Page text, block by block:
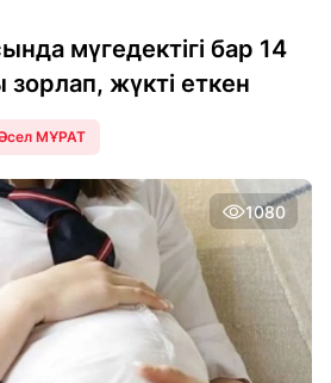
мүгедектігі бар 14
жүкті еткен
МҰРАТ
1080